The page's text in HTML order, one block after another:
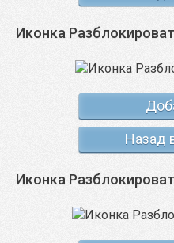
Иконка
Назад
Иконка